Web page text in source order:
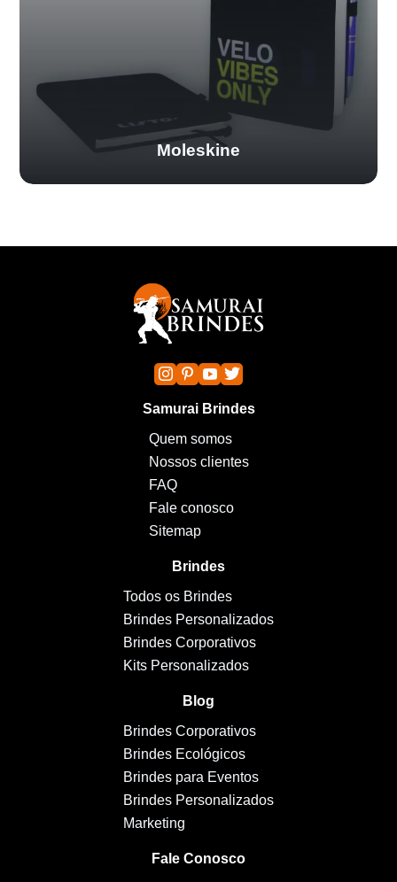
Moleskine
Samurai Brindes
Quem somos
Nossos clientes
FAQ
Fale conosco
Sitemap
Brindes
Todos os Brindes
Brindes Personalizados
Brindes Corporativos
Kits Personalizados
Blog
Brindes Corporativos
Brindes Ecológicos
Brindes para Eventos
Brindes Personalizados
Marketing
Fale Conosco